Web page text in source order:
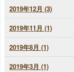
2019年12月 (3)
2019年11月 (1)
2019年8月 (1)
2019年3月 (1)